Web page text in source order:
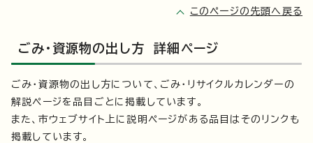
このページの先頭へ戻る
ごみ・資源物の出し方 詳細ページ
ごみ・資源物の出し方について、ごみ・リサイクルカレンダーの
解説ページを品目ごとに掲載しています。
また、市ウェブサイト上に説明ページがある品目はそのリンクも
掲載しています。